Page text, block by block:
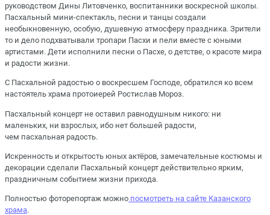
руководством Дины Литовченко, воспитанники воскресной школы.
Пасхальный мини-спектакль, песни и танцы создали
необыкновенную, особую, душевную атмосферу праздника. Зрители
то и дело подхватывали тропари Пасхи и пели вместе с юными
артистами. Дети исполнили песни о Пасхе, о детстве, о красоте мира
и радости жизни.
С Пасхальной радостью о воскресшем Господе, обратился ко всем
настоятель храма протоиерей Ростислав Мороз.
Пасхальный концерт не оставил равнодушным никого: ни
маленьких, ни взрослых, ибо нет большей радости,
чем пасхальная радость.
Искренность и открытость юных актёров, замечательные костюмы и
декорации сделали Пасхальный концерт действительно ярким,
праздничным событием жизни прихода.
Полностью фоторепортаж можно посмотреть на сайте Казанского
храма.